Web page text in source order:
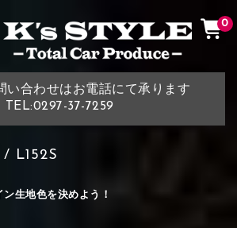
い合わせはお電話にて承ります
TEL:0297-37-7259
0
L152S
生地色を決めよう！